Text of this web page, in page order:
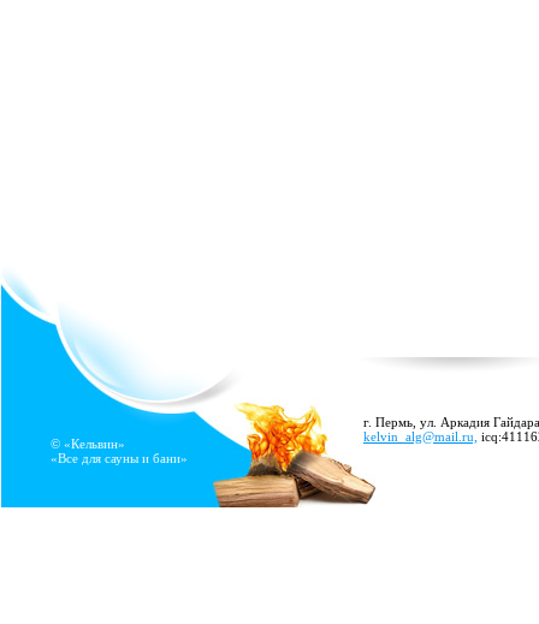
© «Кельвин»
«Все для сауны и бани»
г. Пермь, ул. Аркадия
kelvin_alg@mail.ru,